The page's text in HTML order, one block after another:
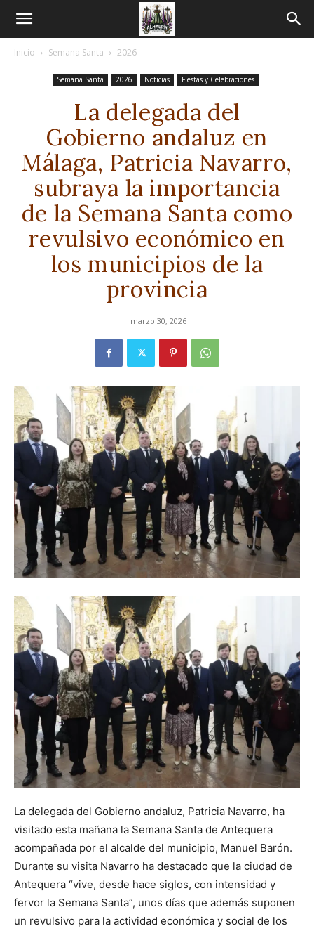
Inicio Semana Santa 2026
Semana Santa 2026 Noticias Fiestas y Celebraciones
La delegada del
Gobierno andaluz en
Málaga, Patricia Navarro,
subraya la importancia
de la Semana Santa como
revulsivo económico en
los municipios de la
provincia
marzo 30, 2026
La delegada del Gobierno andaluz, Patricia Navarro, ha
visitado esta mañana la Semana Santa de Antequera
acompañada por el alcalde del municipio, Manuel Barón.
Durante su visita Navarro ha destacado que la ciudad de
Antequera “vive, desde hace siglos, con intensidad y
fervor la Semana Santa”, unos días que además suponen
un revulsivo para la actividad económica y social de los